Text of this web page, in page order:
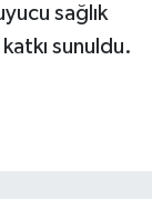
sağlık
sunuldu.